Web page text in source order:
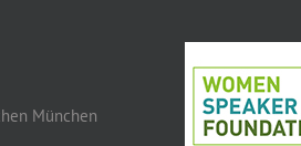
München